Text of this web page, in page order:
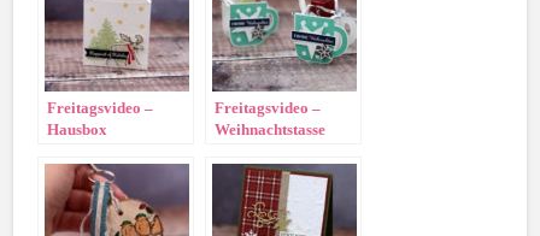
Freitagsvideo –
Hausbox
Freitagsvideo –
Weihnachtstasse